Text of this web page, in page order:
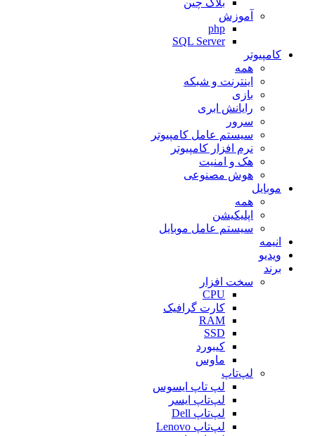
بلاک چین
آموزش
php
SQL Server
کامپیوتر
همه
اینترنت و شبکه
بازی
رایانش ابری
سرور
سیستم عامل کامپیوتر
نرم افزار کامپیوتر
هک و امنیت
هوش مصنوعی
موبایل
همه
اپلیکیشن
سیستم عامل موبایل
انیمه
ویدیو
برند
سخت افزار
CPU
کارت گرافیک
RAM
SSD
کیبورد
ماوس
لپ‌تاپ
لپ تاپ ایسوس
لپ‌تاپ ایسر
لپ‌تاپ Dell
لپ‌تاپ Lenovo